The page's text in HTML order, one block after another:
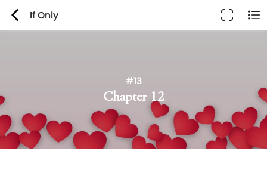
If Only
#13
Chapter 12